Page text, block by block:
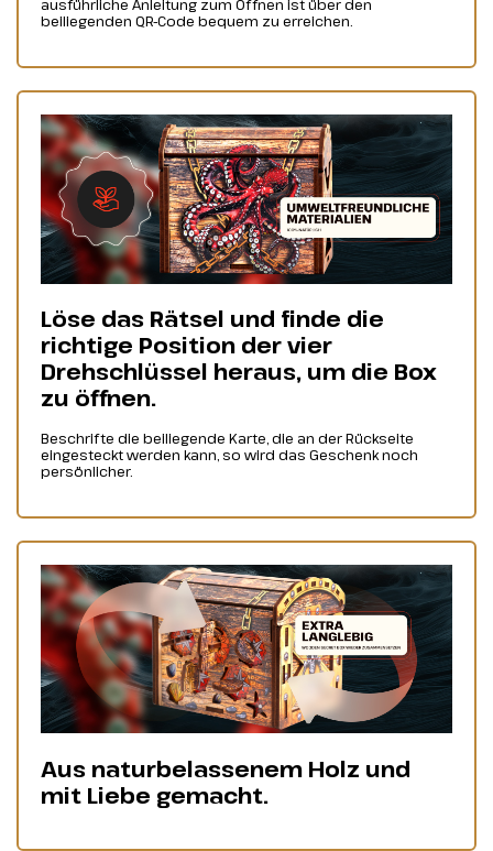
ausführliche Anleitung zum Öffnen ist über den
beiliegenden QR-Code bequem zu erreichen.
Löse das Rätsel und finde die
richtige Position der vier
Drehschlüssel heraus, um die Box
zu öffnen.
Beschrifte die beiliegende Karte, die an der Rückseite
eingesteckt werden kann, so wird das Geschenk noch
persönlicher.
Aus naturbelassenem Holz und
mit Liebe gemacht.